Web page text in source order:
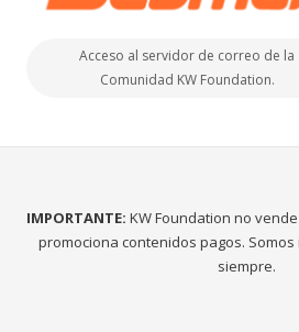
Acceso al servidor de correo de la
Comunidad KW Foundation.
IMPORTANTE: KW Foundation no
promociona contenidos pagos.
siempre.